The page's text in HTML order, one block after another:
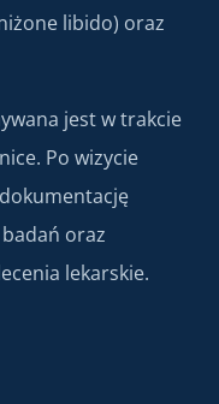
libido) oraz
jest w trakcie
Po wizycie
oraz
lekarskie.